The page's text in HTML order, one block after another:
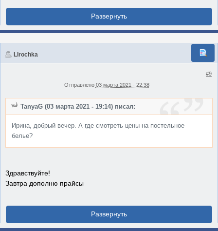
LIrochka
#9
Отправлено 03 марта 2021 - 22:38
TanyaG (03 марта 2021 - 19:14) писал:
Ирина, добрый вечер. А где смотреть цены на постельное
белье?
Здравствуйте!
Завтра дополню прайсы